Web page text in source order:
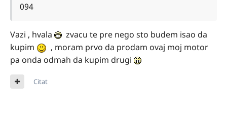
094
Vazi , hvala
zvacu te pre nego sto budem isao da
kupim
, moram prvo da prodam ovaj moj motor
pa onda odmah da kupim drugi
Citat